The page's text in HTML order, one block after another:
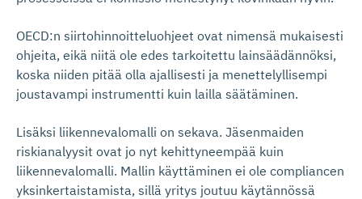
OECD:n siirtohinnoitteluohjeet ovat nimensä mukaisesti
ohjeita, eikä niitä ole edes tarkoitettu lainsäädännöksi,
koska niiden pitää olla ajallisesti ja menettelyllisempi
joustavampi instrumentti kuin lailla säätäminen.
Lisäksi liikennevalomalli on sekava. Jäsenmaiden
riskianalyysit ovat jo nyt kehittyneempää kuin
liikennevalomalli. Mallin käyttäminen ei ole compliancen
yksinkertaistamista, sillä yritys joutuu käytännössä